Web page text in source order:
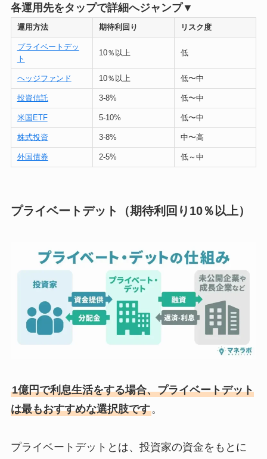
各運用先をタップで詳細へジャンプ▼
運用方法 期待利回り リスク度
プライベートデッ
ト
10％以上 低
ヘッジファンド 10％以上 低〜中
投資信託 3-8% 低〜中
米国ETF 5-10% 低〜中
株式投資 3-8% 中〜高
外国債券 2-5% 低～中
プライベートデット（期待利回り10％以上）
1億円で利息生活をする場合、プライベートデット
は最もおすすめな選択肢です。
プライベートデットとは、投資家の資金をもとに